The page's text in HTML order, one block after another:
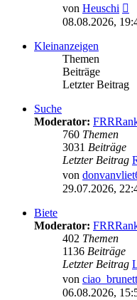
von Heuschi
08.08.2026,
Kleinanzeigen
Themen
Beiträge
Letzter Beitrag
Suche
Moderator:
760 Themen
3031 Beiträge
Letzter Beitrag
von
29.07.2026,
Biete
Moderator:
402 Themen
1136 Beiträge
Letzter Beitrag
von
06.08.2026,